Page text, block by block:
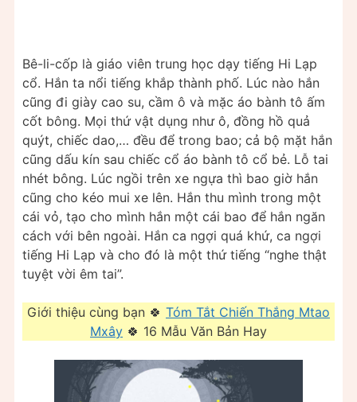
Bê-li-cốp là giáo viên trung học dạy tiếng Hi Lạp
cổ. Hắn ta nổi tiếng khắp thành phố. Lúc nào hắn
cũng đi giày cao su, cầm ô và mặc áo bành tô ấm
cốt bông. Mọi thứ vật dụng như ô, đồng hồ quả
quýt, chiếc dao,… đều để trong bao; cả bộ mặt hắn
cũng dấu kín sau chiếc cổ áo bành tô cổ bẻ. Lỗ tai
nhét bông. Lúc ngồi trên xe ngựa thì bao giờ hắn
cũng cho kéo mui xe lên. Hắn thu mình trong một
cái vỏ, tạo cho mình hắn một cái bao để hắn ngăn
cách với bên ngoài. Hắn ca ngợi quá khứ, ca ngợi
tiếng Hi Lạp và cho đó là một thứ tiếng “nghe thật
tuyệt vời êm tai”.
Giới thiệu cùng bạn 🍀 Tóm Tắt Chiến Thắng Mtao
Mxây 🍀 16 Mẫu Văn Bản Hay